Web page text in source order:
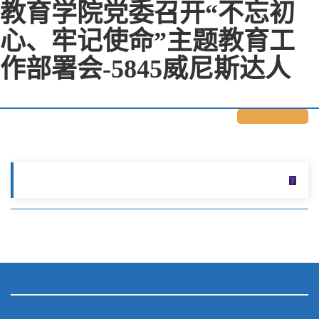
教育学院党委召开“不忘初
心、牢记使命”主题教育工
作部署会-5845威尼斯达人